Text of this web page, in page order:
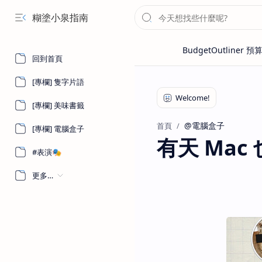
糊塗小泉指南
回到首頁
[專欄] 隻字片語
[專欄] 美味書籤
[專欄] 電腦盒子
#表演🎭
更多…
首頁 @電腦盒子
有天 Mac